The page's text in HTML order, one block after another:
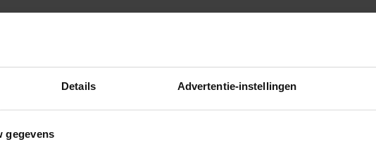
Details Advertentie-instellingen
gegevens